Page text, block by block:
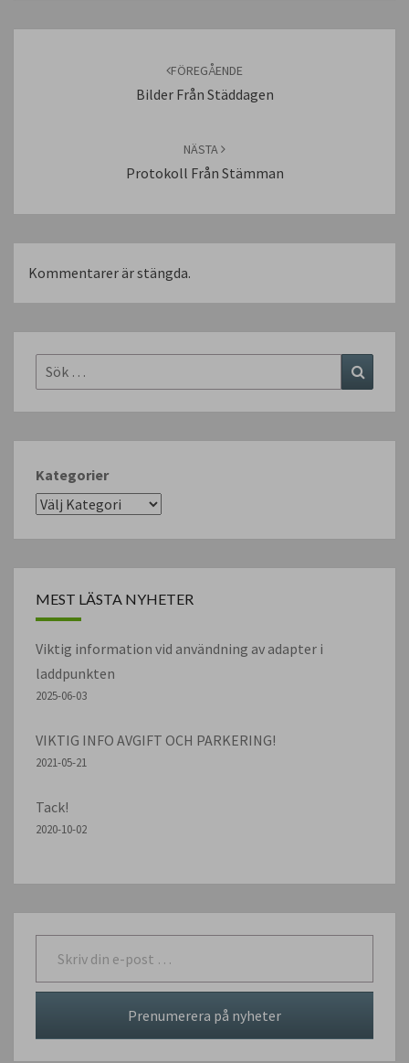
FÖREGÅENDE
Bilder Från Städdagen
NÄSTA
Protokoll Från Stämman
Kommentarer är stängda.
Sök
efter:
Kategorier
MEST LÄSTA NYHETER
Viktig information vid användning av adapter i
laddpunkten
2025-06-03
VIKTIG INFO AVGIFT OCH PARKERING!
2021-05-21
Tack!
2020-10-02
Skriv din e-post …
Prenumerera på nyheter